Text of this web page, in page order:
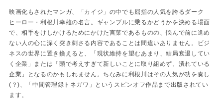
映画化もされたマンガ、「カイジ」の中でも屈指の人気を誇るダーク
ヒーロー・利根川幸雄の名言。ギャンブルに乗るかどうかを決める場面
で、相手をけしかけるためにかけた言葉であるものの、悩んで前に進め
ない人の心に深く突き刺さる内容であることは間違いありません。ビジ
ネスの世界に置き換えると、「現状維持を望むあまり、結局衰退してい
く企業」または「頭で考えすぎて新しいことに取り組めず、潰れている
企業」となるのかもしれません。ちなみに利根川はその人気が功を奏し
(？)、「中間管理録トネガワ」というスピンオフ作品まで出版されてい
ます。